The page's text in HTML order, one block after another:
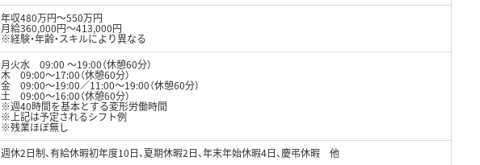
年収480万円～550万円
月給360,000円～413,000円
※経験・年齢・スキルにより異なる
月火水 09:00 〜19:00（休憩60分）
木 09:00～17:00（休憩60分）
金 09:00～19:00／11:00～19:00（休憩60分）
土 09:00〜16:00（休憩60分）
※週40時間を基本とする変形労働時間
※上記は予定されるシフト例
※残業ほぼ無し
週休2日制、有給休暇初年度10日、夏期休暇2日、年末年始休暇4日、慶弔休暇 他